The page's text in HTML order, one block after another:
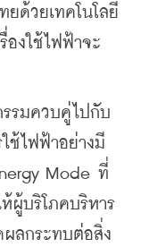
ยด้วยเทคโนโลยี
งใช้ไฟฟ้าจะ
รมควบคู่ไปกับ
ช้ไฟฟ้าอย่างมี
Mode ที่
ผู้บริโภคบริหาร
ลกระทบต่อสิ่ง